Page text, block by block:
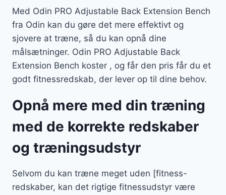
Med Odin PRO Adjustable Back Extension Bench
fra Odin kan du gøre det mere effektivt og
sjovere at træne, så du kan opnå dine
målsætninger. Odin PRO Adjustable Back
Extension Bench koster , og får den pris får du et
godt fitnessredskab, der lever op til dine behov.
Opnå mere med din træning
med de korrekte redskaber
og træningsudstyr
Selvom du kan træne meget uden [fitness-
redskaber, kan det rigtige fitnessudstyr være